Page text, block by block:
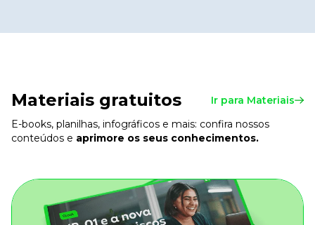
Materiais gratuitos
Ir para Materiais
E-books, planilhas, infográficos e mais: confira nossos
conteúdos e aprimore os seus conhecimentos.